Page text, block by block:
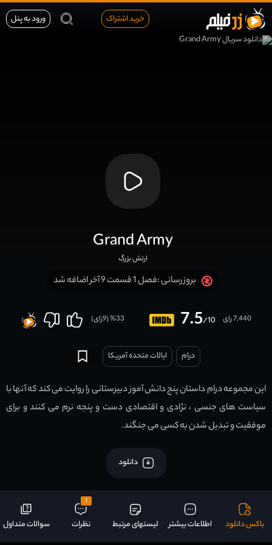
خرید اشتراک ورود به پنل
Grand Army
ارتش بزرگ
بروزرسانی :فصل 1 قسمت 9 آخر اضافه شد
7.5/10 7,440 رای 33
% (
9رای)
درام ایالات متحده آمریکا
این مجموعه درام داستان پنج دانش آموز دبیرستانی را روایت می کند که آنها با
سیاست های جنسی ، نژادی و اقتصادی دست و پنجه نرم می کنند و برای
موفقیت و تبدیل شدن به کسی می جنگند.
دانلود
باکس دانلود اطلاعات بیشتر لیستهای مرتبط
1
نظرات سوالات متداول